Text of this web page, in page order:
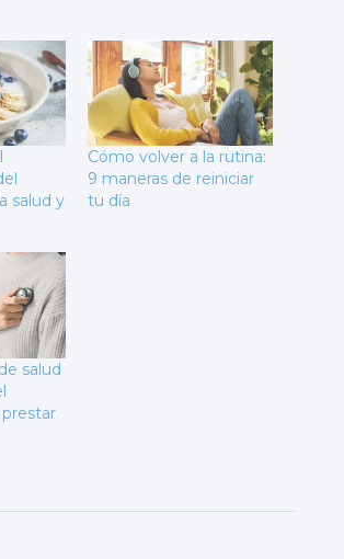
salud y
Cómo volver a la rutina:
9 maneras de reiniciar
tu día
salud